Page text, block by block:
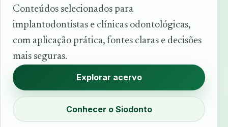
Conteúdos selecionados para
implantodontistas e clínicas odontológicas,
com aplicação prática, fontes claras e decisões
mais seguras.
Explorar acervo
Conhecer o Siodonto